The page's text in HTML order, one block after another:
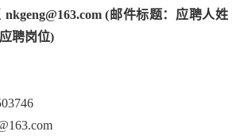
(邮件标题：应聘人姓
聘岗位)